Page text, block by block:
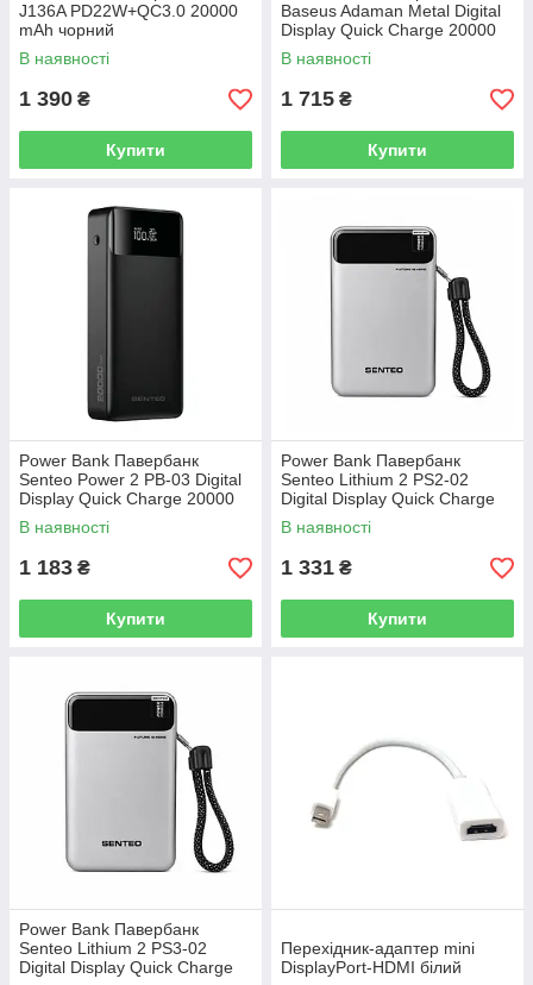
J136A PD22W+QC3.0 20000
mAh чорний
В наявності
1 390 ₴
Купити
Baseus Adaman Metal Digital
Display Quick Charge 20000
mAh 22.5W (PPAD000101
PPADM20S)
В наявності
1 715 ₴
Купити
Power Bank Павербанк
Senteo Power 2 PB-03 Digital
Display Quick Charge 20000
mAh 22.5W
В наявності
1 183 ₴
Купити
Power Bank Павербанк
Senteo Lithium 2 PS2-02
Digital Display Quick Charge
20000 mAh 22.5W
В наявності
1 331 ₴
Купити
Power Bank Павербанк
Senteo Lithium 2 PS3-02
Digital Display Quick Charge
Перехідник-адаптер mini
DisplayPort-HDMI білий